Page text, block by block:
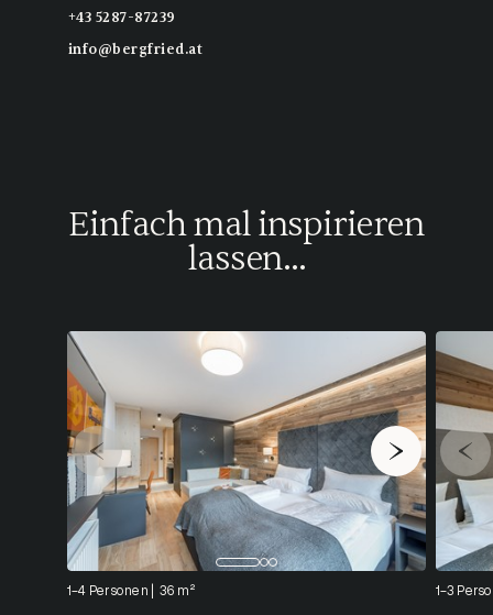
+43 5287-87239
info@bergfried.at
Einfach mal inspirieren
lassen...
1-4 Personen 36 m² 1-3